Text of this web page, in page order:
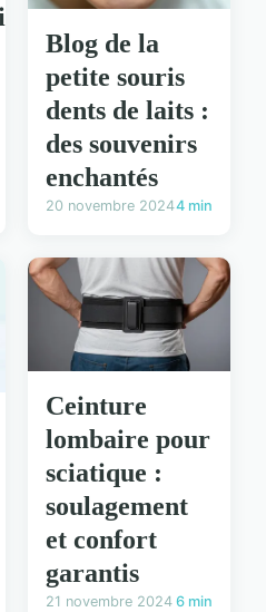
Blog de la
petite souris
dents de laits :
des souvenirs
enchantés
20 novembre 20244 min
Ceinture
lombaire pour
sciatique :
soulagement
et confort
garantis
21 novembre 2024 6 min